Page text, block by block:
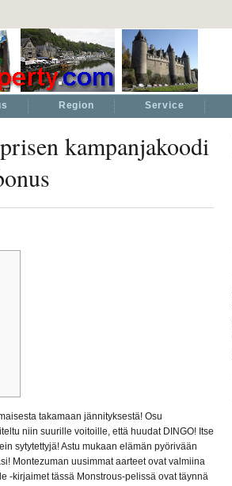
Region Service
kampanjakoodi
takamaan jännityksestä! Osu
niin suurille voitoille, että huudat DINGO! Itse
sytytettyjä! Astu mukaan elämän pyörivään
Montezuman uusimmat aarteet ovat valmiina
-kirjaimet tässä Monstrous-pelissä ovat täynnä